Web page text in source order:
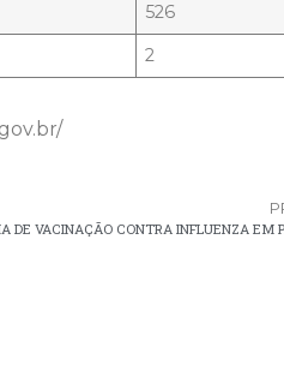
526
2
DE VACINAÇÃO CONTRA INFLUENZA EM